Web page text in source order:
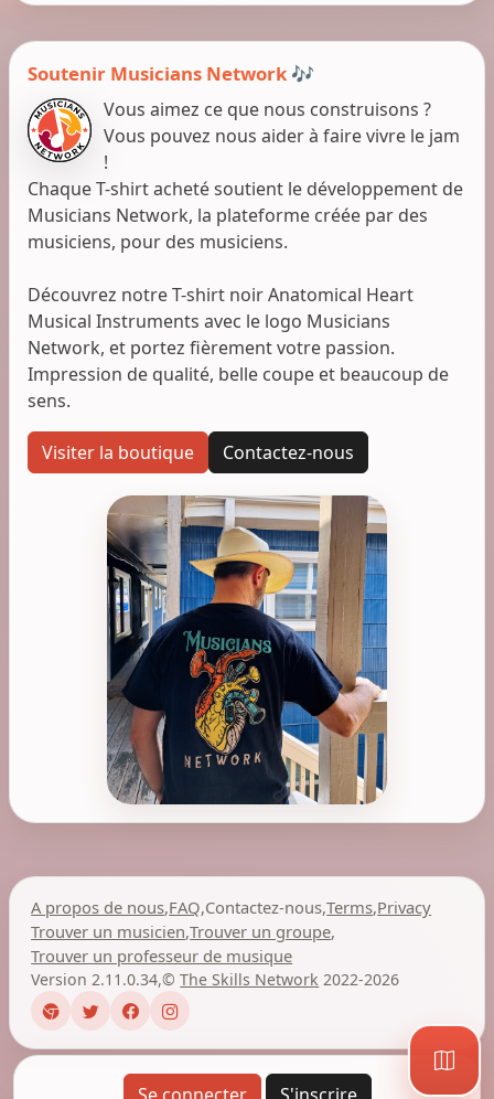
Soutenir Musicians Network 🎶
Vous aimez ce que nous construisons ?
Vous pouvez nous aider à faire vivre le jam
!
Chaque T-shirt acheté soutient le développement de
Musicians Network, la plateforme créée par des
musiciens, pour des musiciens.
Découvrez notre T-shirt noir Anatomical Heart
Musical Instruments avec le logo Musicians
Network, et portez fièrement votre passion.
Impression de qualité, belle coupe et beaucoup de
sens.
Visiter la boutique Contactez-nous
A propos de nous,FAQ,Contactez-nous,Terms,Privacy
Trouver un musicien,Trouver un groupe,
Trouver un professeur de musique
Version 2.11.0.34,©The Skills Network 2022-2026